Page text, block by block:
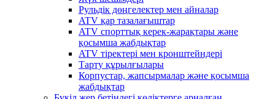
Рульдік дөңгелектер мен айналар
ATV қар тазалағыштар
ATV спорттық керек-жарақтары және
қосымша жабдықтар
ATV тіректері мен кронштейндері
Тарту құрылғылары
Корпустар, жапсырмалар және қосымша
жабдықтар